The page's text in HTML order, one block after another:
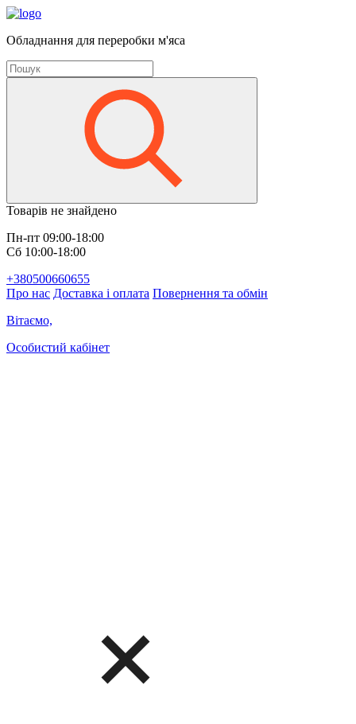
Обладнання для переробки м'яса
Товарів не знайдено
Пн-пт 09:00-18:00
Сб 10:00-18:00
+380500660655
Про нас Доставка і оплата Повернення та обмін
Вітаємо,
Особистий кабінет